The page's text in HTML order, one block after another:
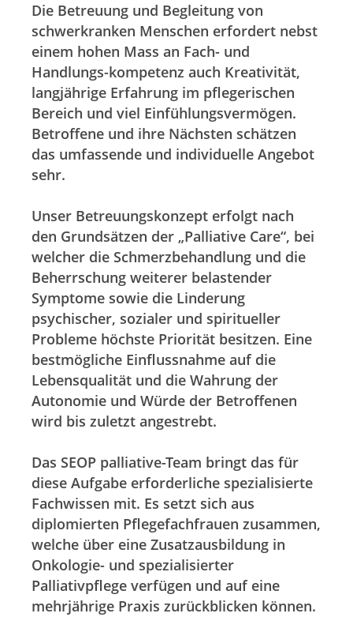
Die Betreuung und Begleitung von
schwerkranken Menschen erfordert nebst
einem hohen Mass an Fach- und
Handlungs-kompetenz auch Kreativität,
langjährige Erfahrung im pflegerischen
Bereich und viel Einfühlungsvermögen.
Betroffene und ihre Nächsten schätzen
das umfassende und individuelle Angebot
sehr.
Unser Betreuungskonzept erfolgt nach
den Grundsätzen der „Palliative Care“, bei
welcher die Schmerzbe­handlung und die
Beherrschung weiterer belastender
Symptome so­wie die Linderung
psychischer, sozialer und spiritueller
Probleme höchste Priorität besitzen. Eine
bestmögliche Einfluss­nahme auf die
Lebensqualität und die Wahrung der
Autonomie und Würde der Betroffenen
wird bis zuletzt angestrebt.
Das SEOP palliative-Team bringt das für
diese Aufgabe erforderliche spezialisierte
Fachwissen mit. Es setzt sich aus
diplomierten Pflegefachfrauen zusammen,
welche über eine Zusatzausbildung in
Onkologie- und spezialisierter
Palliativpflege verfügen und auf eine
mehrjährige Praxis zurückblicken können.